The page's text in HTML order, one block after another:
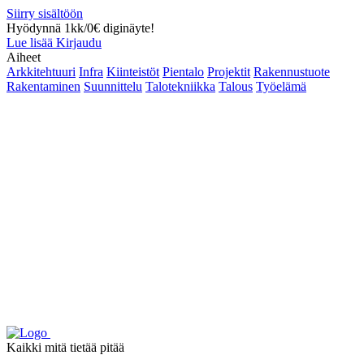
Siirry sisältöön
Hyödynnä 1kk/0€ diginäyte!
Lue lisää Kirjaudu
Aiheet
Arkkitehtuuri Infra Kiinteistöt Pientalo Projektit Rakennustuote
Rakentaminen Suunnittelu Talotekniikka Talous Työelämä
Kaikki mitä tietää pitää